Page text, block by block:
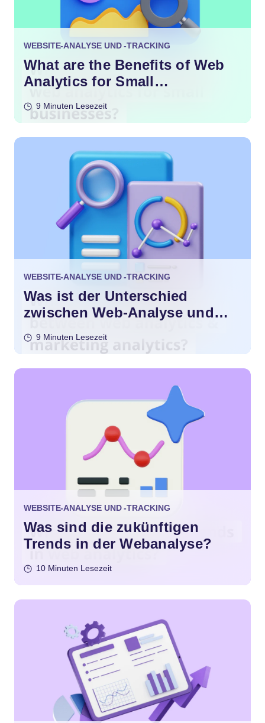
WEBSITE-ANALYSE UND -TRACKING
What are the Benefits of Web
Analytics for Small
9 Minuten Lesezeit
WEBSITE-ANALYSE UND -TRACKING
Was ist der Unterschied
zwischen Web-Analyse und
9 Minuten Lesezeit
WEBSITE-ANALYSE UND -TRACKING
Was sind die zukünftigen
Trends in der Webanalyse?
10 Minuten Lesezeit